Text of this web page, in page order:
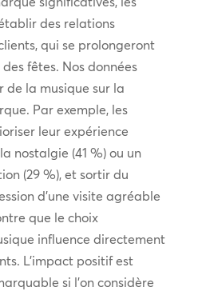
des relations
qui se prolongeront
fêtes. Nos données
de la musique sur la
Par exemple, les
leur expérience
nostalgie (41 %) ou un
(29 %), et sortir du
d’une visite agréable
que le choix
influence directement
L’impact positif est
si l’on considère